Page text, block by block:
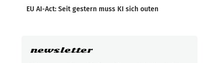
EU AI-Act: Seit gestern muss KI sich outen
newsletter